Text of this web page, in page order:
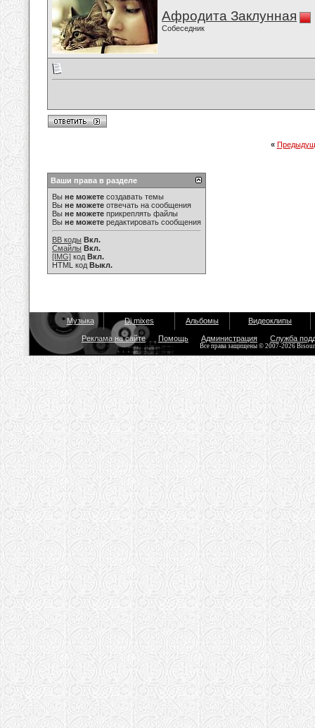
Афродита Заклунная
Собеседник
«
Ваши права в разделе
Вы не можете создавать темы
Вы не можете отвечать на сообщения
Вы не можете прикреплять файлы
Вы не можете редактировать сообщения
BB коды Вкл.
Смайлы Вкл.
[IMG] код Вкл.
HTML код Выкл.
Музыка Dj mixes Альбомы Видеоклипы
Реклама на сайте Помощь Администрация Служба
Все права защищены © 2007-2026